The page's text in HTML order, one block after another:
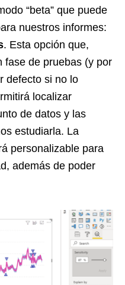
“beta” que puede
nuestros informes:
. Esta opción que,
fase de pruebas (y por
defecto si no lo
localizar
de datos y las
estudiarla. La
personalizable para
además de poder